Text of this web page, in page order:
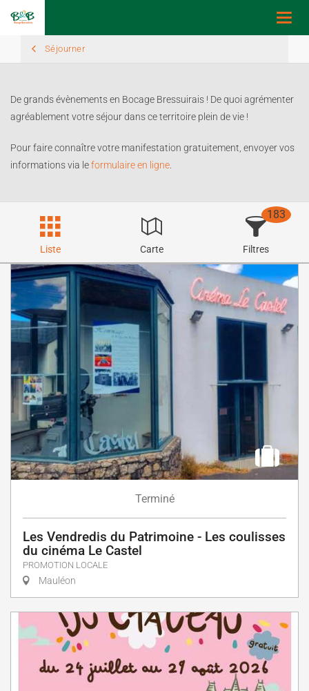
Séjourner
De grands évènements en Bocage Bressuirais ! De quoi agrémenter
agréablement votre séjour dans ce territoire plein de vie !
Pour faire connaître votre manifestation gratuitement, envoyer vos
informations via leformulaire en ligne
Liste Carte Filtres
183
Terminé
Les Vendredis du Patrimoine - Les coulisses
du cinéma Le Castel
PROMOTION LOCALE
Mauléon